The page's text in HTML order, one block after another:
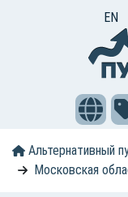
EN
Альтернативный
Московская